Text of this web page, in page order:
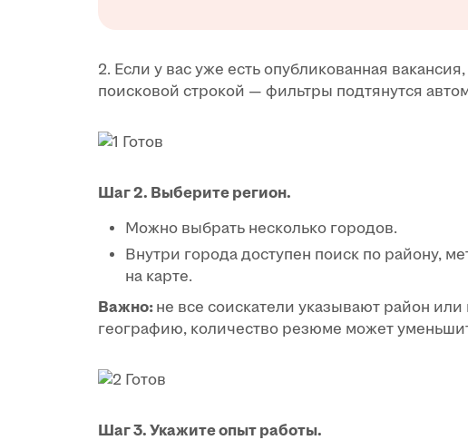
2. Если у вас уже есть опубликованная
поисковой строкой — фильтры подтянутся
Шаг 2. Выберите регион.
Можно выбрать несколько городов.
Внутри города доступен поиск по району,
на карте.
Важно: не все соискатели указывают район
географию, количество резюме может
Шаг 3. Укажите опыт работы.